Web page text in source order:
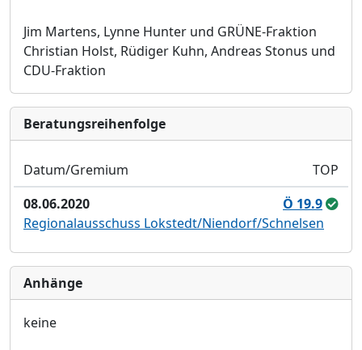
Jim Martens, Lynne Hunter und GRÜNE-Fraktion
Christian Holst, Rüdiger Kuhn, Andreas Stonus und
CDU-Fraktion
Bera­tungs­reihen­folge
Datum/Gremium
TOP
08.06.2020
Ö 19.9
Regionalausschuss Lokstedt/Niendorf/Schnelsen
Anhänge
keine